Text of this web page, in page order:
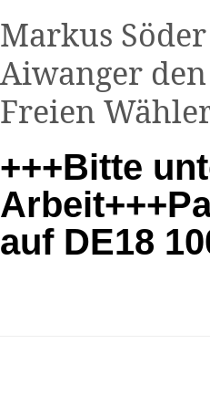
Markus
Aiwanger
Freien
+++Bitte
auf DE18